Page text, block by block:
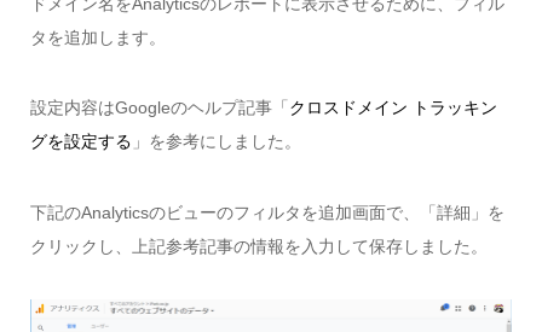
タを追加します。
設定内容はGoogleのヘルプ記事「 クロスドメイン トラッキン
グを設定する 」を参考にしました。
下記のAnalyticsのビューのフィルタを追加画面で、「詳細」を
クリックし、上記参考記事の情報を入力して保存しました。